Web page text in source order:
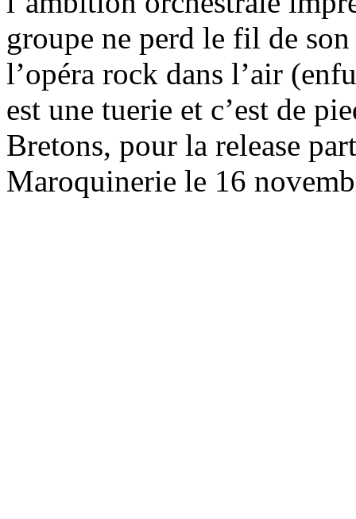
groupe ne perd le fil de
l’opéra rock dans l’air
est une tuerie et c’est de
Bretons, pour la release
Maroquinerie le 16